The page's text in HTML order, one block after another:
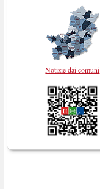
Notizie dai comuni